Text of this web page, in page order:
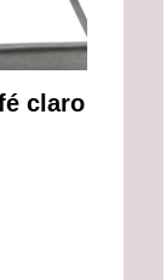
claro